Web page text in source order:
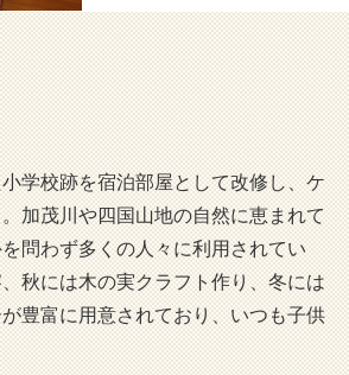
学校跡を宿泊部屋として改修し、ケ
加茂川や四国山地の自然に恵まれて
問わず多くの人々に利用されてい
秋には木の実クラフト作り、冬には
豊富に用意されており、いつも子供